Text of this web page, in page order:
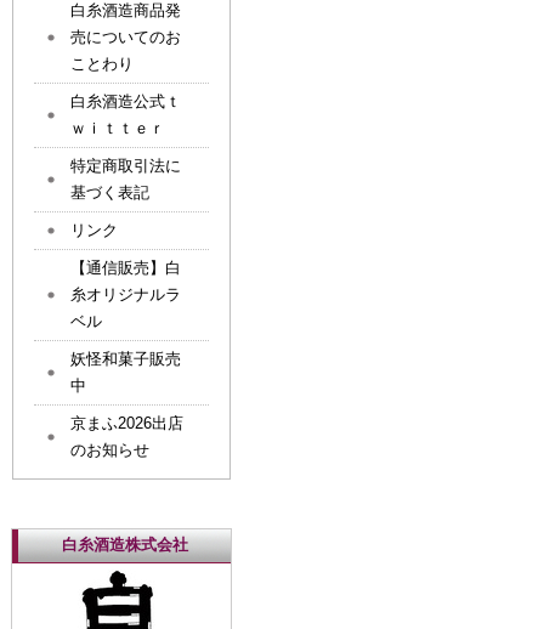
白糸酒造商品発
売についてのお
ことわり
白糸酒造公式ｔ
ｗｉｔｔｅｒ
特定商取引法に
基づく表記
リンク
【通信販売】白
糸オリジナルラ
ベル
妖怪和菓子販売
中
京まふ2026出店
のお知らせ
白糸酒造株式会社